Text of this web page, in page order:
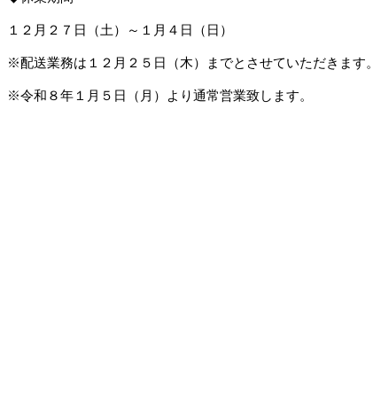
１２月２７日（土）～１月４日（日）
※配送業務は１２月２５日（木）までとさせていただきます。
※令和８年１月５日（月）より通常営業致します。